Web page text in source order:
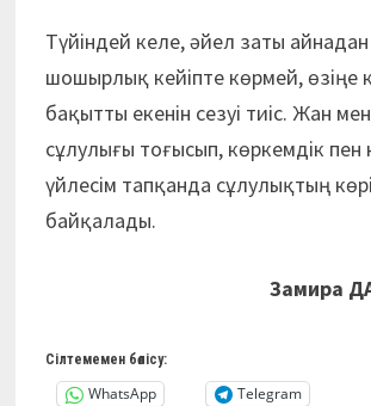
Түйіндей келе, әйел заты
шошырлық кейіпте көрмей, өзіңе
бақытты екенін сезуі тиіс. Жан
сұлулығы тоғысып, көркемдік пен
үйлесім тапқанда сұлулықтың
байқалады.
Замира
Сілтемемен бөлісу:
WhatsApp
Telegram